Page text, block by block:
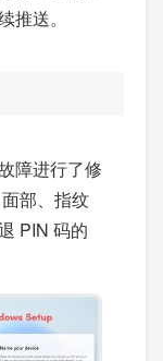
送。
障进行了修
部、指纹
PIN 码的